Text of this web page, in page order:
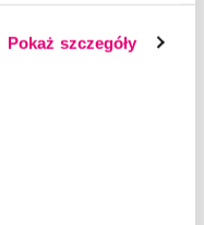
i technologie
informacji
dostęp do niego i
lub niektóre
"Ustawienia
wpływa na
Pokaż szczegóły